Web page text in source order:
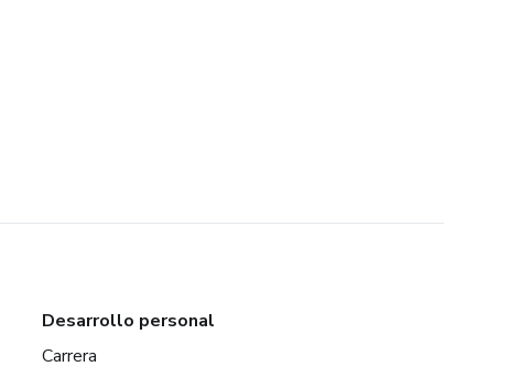
Desarrollo personal
Carrera